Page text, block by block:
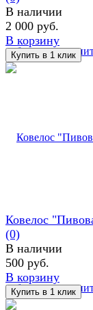
избранное
В наличии
2 000 руб.
В корзину
избранное
Ковелос
(0)
В наличии
500 руб.
В корзину